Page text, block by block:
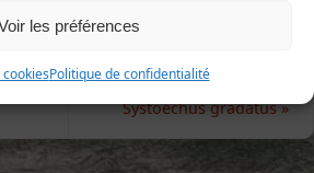
les préférences
Politique de confidentialité
Systoechus gradatus»